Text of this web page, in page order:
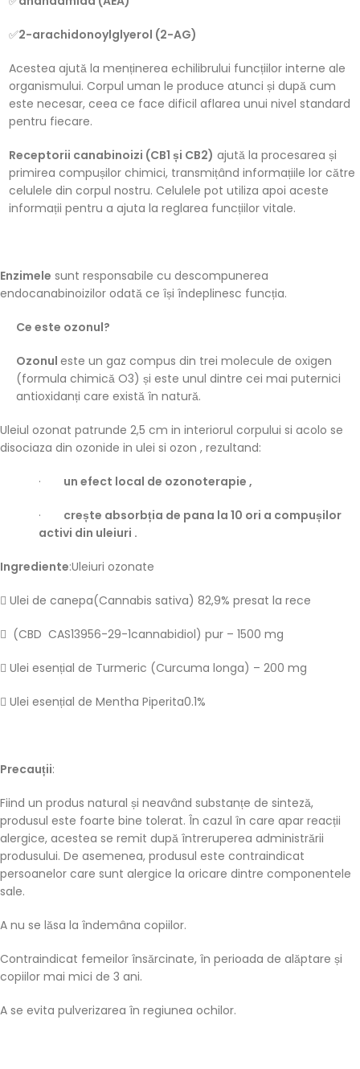
✅2-arachidonoylglyerol (2-AG)
Acestea ajută la menținerea echilibrului funcțiilor interne ale
organismului. Corpul uman le produce atunci și după cum
este necesar, ceea ce face dificil aflarea unui nivel standard
pentru fiecare.
Receptorii canabinoizi (CB1 și CB2) ajută la procesarea și
primirea compușilor chimici, transmițând informațiile lor către
celulele din corpul nostru. Celulele pot utiliza apoi aceste
informații pentru a ajuta la reglarea funcțiilor vitale.
Enzimele sunt responsabile cu descompunerea
endocanabinoizilor odată ce își îndeplinesc funcția.
Ce este ozonul?
Ozonul este un gaz compus din trei molecule de oxigen
(formula chimică O3) și este unul dintre cei mai puternici
antioxidanți care există în natură.
Uleiul ozonat patrunde 2,5 cm in interiorul corpului si acolo se
disociaza din ozonide in ulei si ozon , rezultand:
· un efect local de ozonoterapie ,
· crește absorbția de pana la 10 ori a compușilor
activi din uleiuri .
Ingrediente:Uleiuri ozonate
 Ulei de canepa(Cannabis sativa) 82,9% presat la rece
 (CBD CAS13956-29-1cannabidiol) pur – 1500 mg
 Ulei esențial de Turmeric (Curcuma longa) – 200 mg
 Ulei esențial de Mentha Piperita0.1%
Precauții:
Fiind un produs natural și neavând substanțe de sinteză,
produsul este foarte bine tolerat. În cazul în care apar reacții
alergice, acestea se remit după întreruperea administrării
produsului. De asemenea, produsul este contraindicat
persoanelor care sunt alergice la oricare dintre componentele
sale.
A nu se lăsa la îndemâna copiilor.
Contraindicat femeilor însărcinate, în perioada de alăptare și
copiilor mai mici de 3 ani.
A se evita pulverizarea în regiunea ochilor.